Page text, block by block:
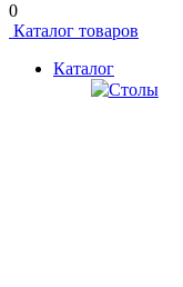
0
Каталог товаров
Каталог